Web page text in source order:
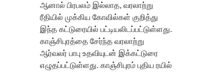
ஆனால் பிரபலம் இல்லாத, வரலாற்று
ரீதியில் முக்கிய கோவில்கள் குறித்து
இந்த கட்டுரையில் பட்டியலிடப்பட்டுள்ளது.
காஞ்சிபுரத்தை சேர்ந்த வரலாற்று
ஆர்வலர் பாபு உதவியுடன் இக்கட்டுரை
எழுதப்பட்டுள்ளது. காஞ்சிபுரம் புதிய ரயில்